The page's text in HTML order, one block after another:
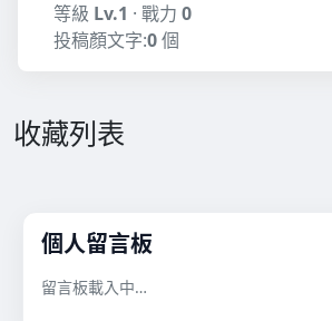
等級 Lv.1 · 戰力 0
投稿顏文字:0個
收藏列表
個人留言板
留言板載入中…